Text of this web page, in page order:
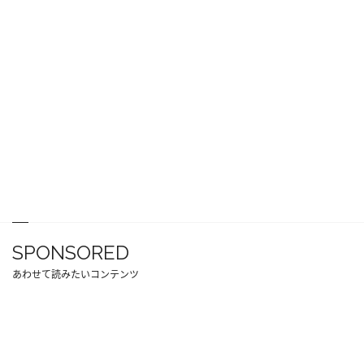
SPONSORED
あわせて読みたいコンテンツ